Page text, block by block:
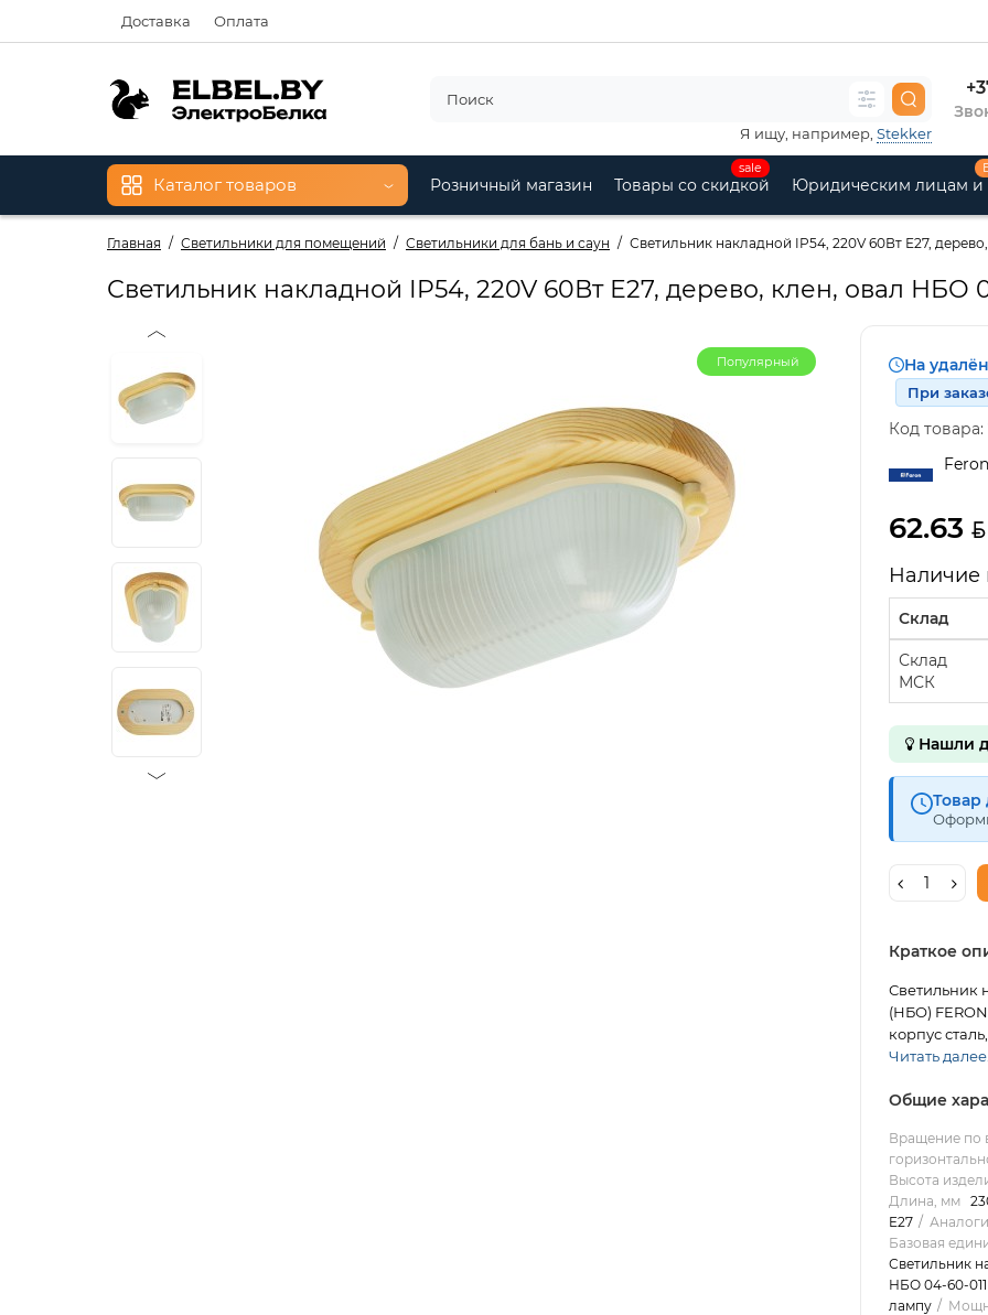
Доставка Оплата
Я ищу, например, Stekker
Каталог товаров Розничный магазин
sale
Товары со скидкой Юридическим лицам
Главная Светильники для помещений Светильники для бань и саун Светильник накладной IP54, 220V 60Вт Е27,
Светильник накладной IP54, 220V 60Вт Е27, дерево, клен, овал НБО
Популярный На
При
Код товара:
Feron
62.63
Наличие
Склад
Склад
МСК
Нашли
Товар
Краткое
Светильник
(НБО)
корпус
Читать далее...
Общие
Вращение по
Высота
Длина, мм
E27
Базовая
Светильник
НБО 04-60-011
лампу